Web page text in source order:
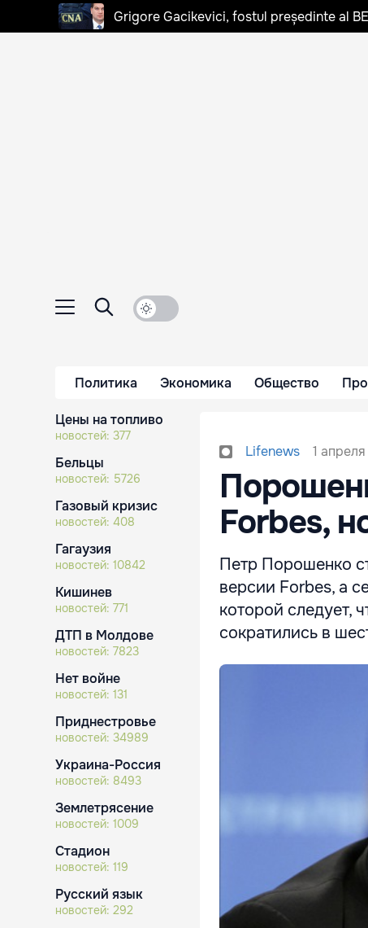
Grigore Gacikevici, fostul președinte al
Политика Экономика Общество
Цены на топливо
новостей: 377
Бельцы
новостей: 5726
Газовый кризис
новостей: 408
Гагаузия
новостей: 10842
Кишинев
новостей: 771
ДТП в Молдове
новостей: 7823
Нет войне
новостей: 131
Приднестровье
новостей: 34989
Украина-Россия
новостей: 8493
Землетрясение
новостей: 1009
Стадион
новостей: 119
Русский язык
новостей: 292
Lifenews 1
Forbes,
Петр Порошенко
версии Forbes, а
которой следует,
сократились в